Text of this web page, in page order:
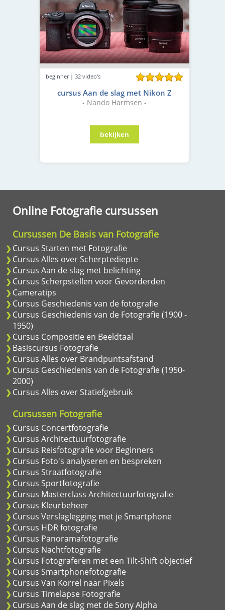
beginner | 32 video's
cursus Aan de slag met Nikon Z
- Nando Harmsen -
Online Fotografie cursussen
Cursussen De Basis van Fotografie
Cursus Starten met Fotografie
Cursus Alles over Scherptediepte
Cursus Aan de slag met belichting
Cursus Scherpstellen voor Gevorderden
Cameratips
Cursus Geschiedenis van de fotografie
Cursus Geschiedenis van de Fotografie (1900 -
1950)
Cursus Compositie en Beeldtaal
Basiscursus Fotografie
Cursus Alles over Brandpuntsafstand
Cursus Geschiedenis van de Fotografie (1950-
2000)
Cursus Alles over Statiefgebruik
Cursussen Fotografie
Cursus Concertfotografie
Cursus Architectuurfotografie
Cursus Reisfotografie voor Beginners
Cursus Foto's analyseren en bespreken
Cursus Straatfotografie
Cursus Sportfotografie
Cursus Masterclass Architectuurfotografie
Cursus Kleurbeheer
Cursus Verslaglegging met je Smartphone
Cursus HDR fotografie
Cursus Panoramafotografie
Cursus Nachtfotografie
Cursus Fotograferen met een Tilt-Shift objectief
Cursus Smartphonefotografie
Cursus Van Korrel naar Pixels
Cursus Timelapse Fotografie
Cursus Aan de slag met de Sony Alpha